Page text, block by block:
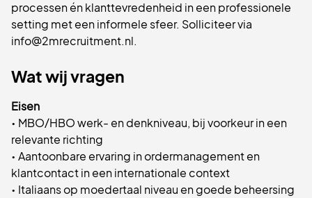
processen én klanttevredenheid in een professionele
setting met een informele sfeer. Solliciteer via
info@2mrecruitment.nl.
Wat wij vragen
Eisen
• MBO/HBO werk- en denkniveau, bij voorkeur in een
relevante richting
• Aantoonbare ervaring in ordermanagement en
klantcontact in een internationale context
• Italiaans op moedertaal niveau en goede beheersing